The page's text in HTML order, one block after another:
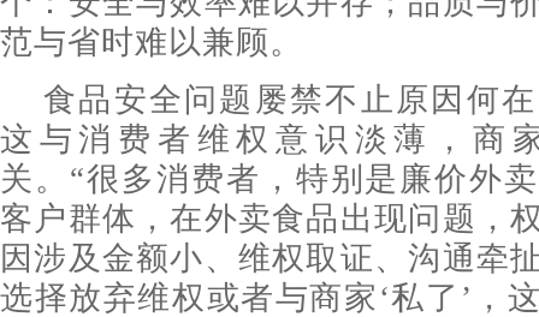
范与省时难以兼顾。
食品安全问题屡禁不止原因何
这与消费者维权意识淡薄，商
关。“很多消费者，特别是廉价外
客户群体，在外卖食品出现问题，
因涉及金额小、维权取证、沟通牵
选择放弃维权或者与商家‘私了’，